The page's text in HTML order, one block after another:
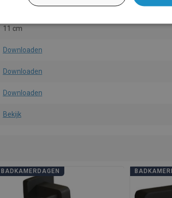
11 cm
Downloaden
Downloaden
Downloaden
Bekijk
BADKAMERDAGEN